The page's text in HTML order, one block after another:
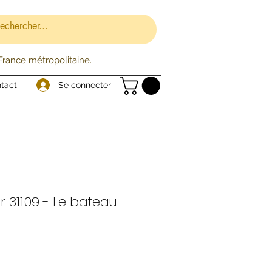
métropolitaine.
Se connecter
31109 - Le bateau